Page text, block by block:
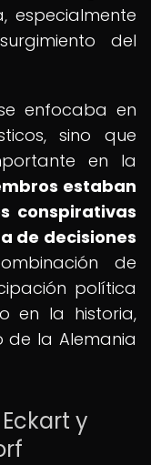
especialmente
del
enfocaba en
sino que
en la
estaban
conspirativas
de decisiones
de
política
en la historia,
de la Alemania
y